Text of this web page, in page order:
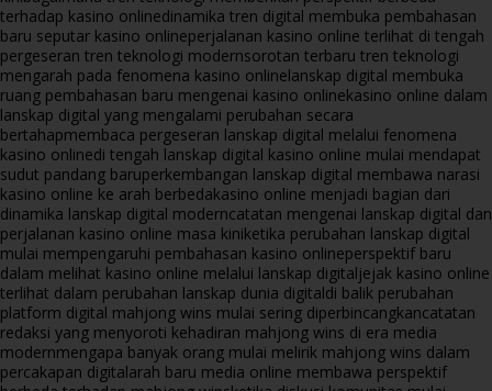
terhadap kasino onlinedinamika tren digital membuka pembahasan
baru seputar kasino onlineperjalanan kasino online terlihat di tengah
pergeseran tren teknologi modernsorotan terbaru tren teknologi
mengarah pada fenomena kasino onlinelanskap digital membuka
ruang pembahasan baru mengenai kasino onlinekasino online dalam
lanskap digital yang mengalami perubahan secara
bertahapmembaca pergeseran lanskap digital melalui fenomena
kasino onlinedi tengah lanskap digital kasino online mulai mendapat
sudut pandang baruperkembangan lanskap digital membawa narasi
kasino online ke arah berbedakasino online menjadi bagian dari
dinamika lanskap digital moderncatatan mengenai lanskap digital dan
perjalanan kasino online masa kiniketika perubahan lanskap digital
mulai mempengaruhi pembahasan kasino onlineperspektif baru
dalam melihat kasino online melalui lanskap digitaljejak kasino online
terlihat dalam perubahan lanskap dunia digitaldi balik perubahan
platform digital mahjong wins mulai sering diperbincangkancatatan
redaksi yang menyoroti kehadiran mahjong wins di era media
modernmengapa banyak orang mulai melirik mahjong wins dalam
percakapan digitalarah baru media online membawa perspektif